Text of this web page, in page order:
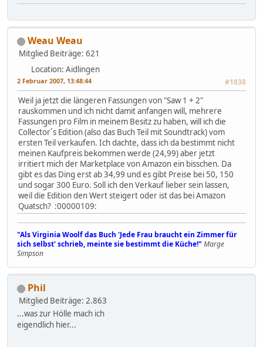
Weau Weau
Mitglied Beiträge: 621
Location: Aidlingen
2 Februar 2007, 13:48:44 #1838
Weil ja jetzt die längeren Fassungen von "Saw 1 + 2"
rauskommen und ich nicht damit anfangen will, mehrere
Fassungen pro Film in meinem Besitz zu haben, will ich die
Collector´s Edition (also das Buch Teil mit Soundtrack) vom
ersten Teil verkaufen. Ich dachte, dass ich da bestimmt nicht
meinen Kaufpreis bekommen werde (24,99) aber jetzt
irritiert mich der Marketplace von Amazon ein bisschen. Da
gibt es das Ding erst ab 34,99 und es gibt Preise bei 50, 150
und sogar 300 Euro. Soll ich den Verkauf lieber sein lassen,
weil die Edition den Wert steigert oder ist das bei Amazon
Quatsch? :00000109:
"Als Virginia Woolf das Buch 'Jede Frau braucht ein Zimmer für
sich selbst' schrieb, meinte sie bestimmt die Küche!" Marge
Simpson
Phil
Mitglied Beiträge: 2.863
...was zur Hölle mach ich
eigendlich hier...